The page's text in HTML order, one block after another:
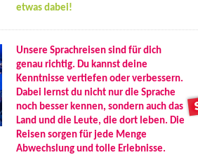
etwas dabei!
Unsere Sprachreisen sind für dich
genau richtig. Du kannst deine
Kenntnisse vertiefen oder verbessern.
Dabei lernst du nicht nur die Sprache
noch besser kennen, sondern auch das
Land und die Leute, die dort leben. Die
Reisen sorgen für jede Menge
Abwechslung und tolle Erlebnisse.